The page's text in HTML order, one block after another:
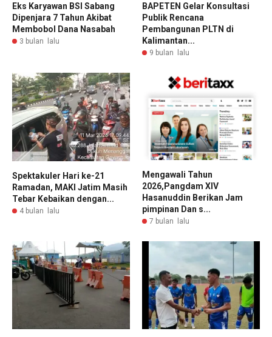
Eks Karyawan BSI Sabang
Dipenjara 7 Tahun Akibat
Membobol Dana Nasabah
3 bulan lalu
BAPETEN Gelar Konsultasi
Publik Rencana
Pembangunan PLTN di
Kalimantan...
9 bulan lalu
Spektakuler Hari ke-21
Ramadan, MAKI Jatim Masih
Tebar Kebaikan dengan...
4 bulan lalu
Mengawali Tahun
2026,Pangdam XIV
Hasanuddin Berikan Jam
pimpinan Dan s...
7 bulan lalu